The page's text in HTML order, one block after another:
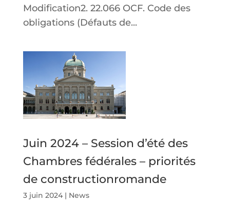
Modification2. 22.066 OCF. Code des
obligations (Défauts de...
Juin 2024 – Session d’été des
Chambres fédérales – priorités
de constructionromande
3 juin 2024| News